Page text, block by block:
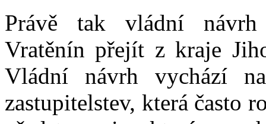
Právě tak vládní návrh
Vratěnín přejít z kraje
Vládní návrh vychází
zastupitelstev, která často